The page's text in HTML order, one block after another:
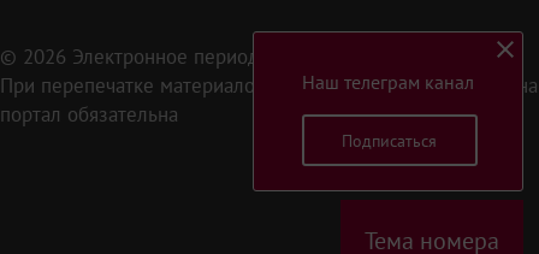
Тема номера
© 2026 Электронное периодическое издание «Татарстан»
При перепечатке материалов или их фрагментов ссылка на
портал обязательна
Наш телеграм канал
Подписаться